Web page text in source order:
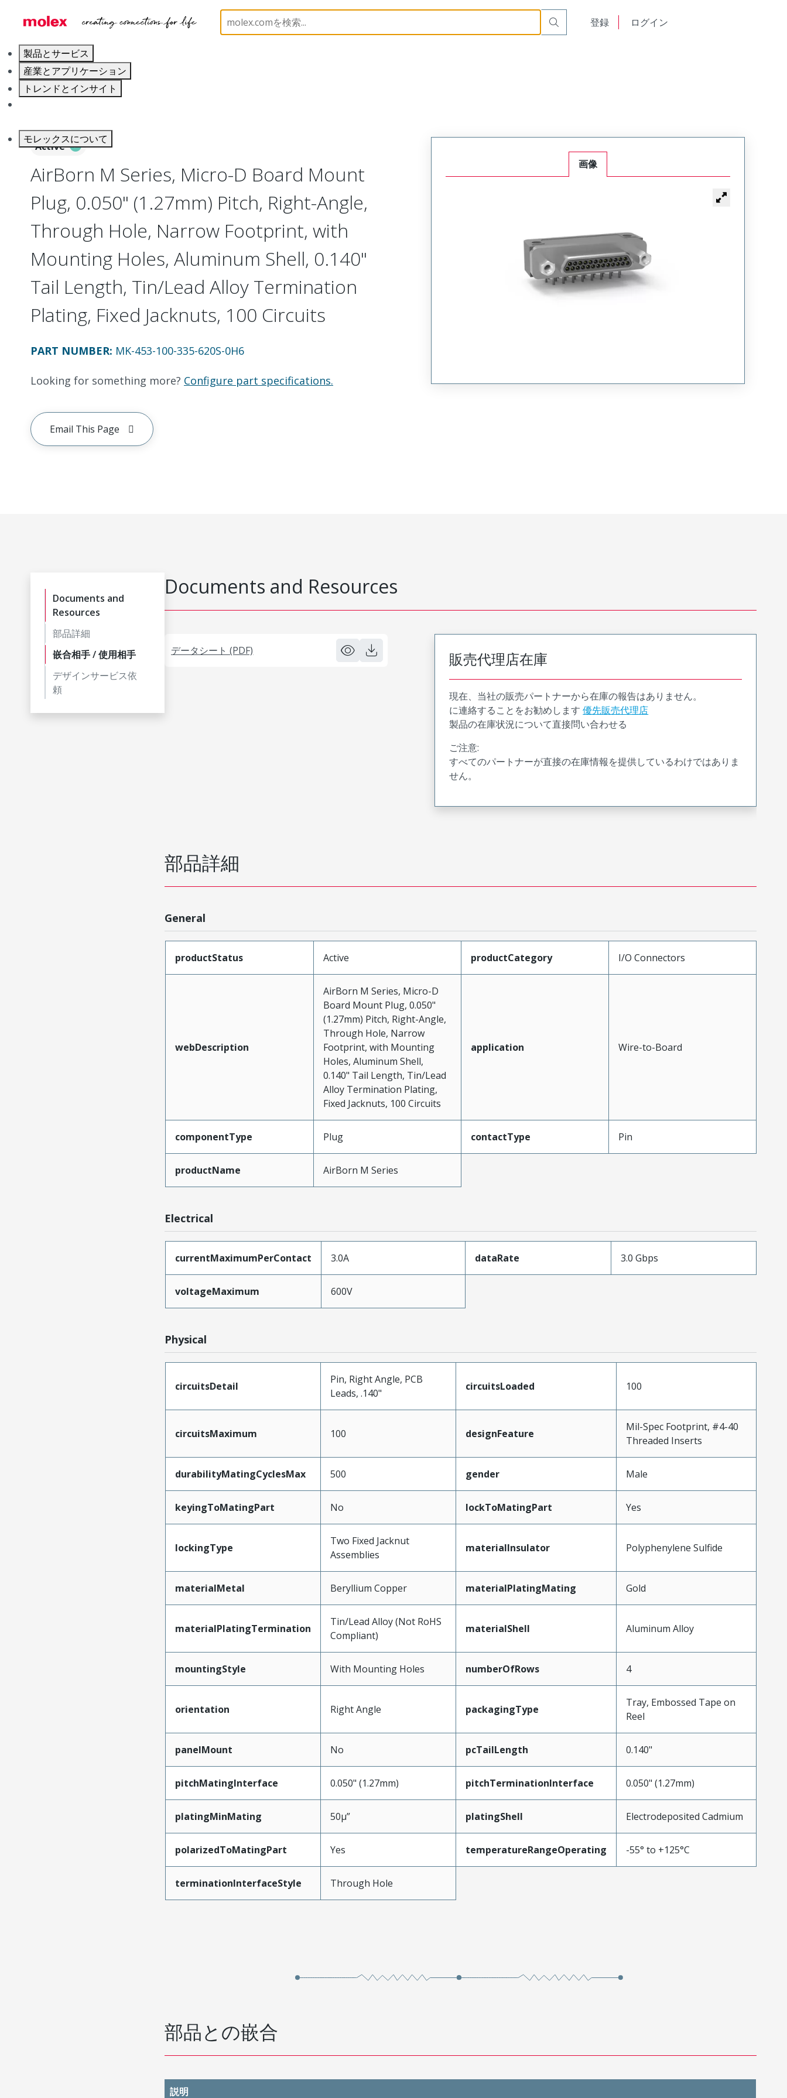
登録 ログイン
製品とサービス
産業とアプリケーション
トレンドとインサイト
モレックスについて
Micro-D, Metal, Board Mount, Right Angle Plug, Narrow Footprint MK-453-100-335-620S-0H6
Active
AirBorn M Series, Micro-D Board Mount
Plug, 0.050" (1.27mm) Pitch, Right-Angle,
Through Hole, Narrow Footprint, with
Mounting Holes, Aluminum Shell, 0.140"
Tail Length, Tin/Lead Alloy Termination
Plating, Fixed Jacknuts, 100 Circuits
PART NUMBER: MK-453-100-335-620S-0H6
Looking for something more? Configure part specifications.
Email This Page
画像
Documents and
Resources
部品詳細
嵌合相手 / 使用相手
デザインサービス依
頼
Documents and Resources
データシート (PDF) 販売代理店在庫
現在、当社の販売パートナーから在庫の報告はありません。
に連絡することをお勧めします 優先販売代理店
製品の在庫状況について直接問い合わせる
ご注意:
すべてのパートナーが直接の在庫情報を提供しているわけではありま
せん。
部品詳細
General
productStatus Active productCategory I/O Connectors
webDescription
AirBorn M Series, Micro-D
Board Mount Plug, 0.050"
(1.27mm) Pitch, Right-Angle,
Through Hole, Narrow
Footprint, with Mounting
Holes, Aluminum Shell,
0.140" Tail Length, Tin/Lead
Alloy Termination Plating,
Fixed Jacknuts, 100 Circuits
application Wire-to-Board
componentType Plug contactType Pin
productName AirBorn M Series
Electrical
currentMaximumPerContact 3.0A dataRate 3.0 Gbps
voltageMaximum 600V
Physical
circuitsDetail
Pin, Right Angle, PCB
Leads, .140"
circuitsLoaded 100
circuitsMaximum 100 designFeature
Mil-Spec Footprint, #4-40
Threaded Inserts
durabilityMatingCyclesMax 500 gender Male
keyingToMatingPart No lockToMatingPart Yes
lockingType
Two Fixed Jacknut
Assemblies
materialInsulator Polyphenylene Sulfide
materialMetal Beryllium Copper materialPlatingMating Gold
materialPlatingTermination
Tin/Lead Alloy (Not RoHS
Compliant)
materialShell Aluminum Alloy
mountingStyle With Mounting Holes numberOfRows 4
orientation Right Angle packagingType
Tray, Embossed Tape on
Reel
panelMount No pcTailLength 0.140"
pitchMatingInterface 0.050" (1.27mm) pitchTerminationInterface 0.050" (1.27mm)
platingMinMating 50µ” platingShell Electrodeposited Cadmium
polarizedToMatingPart Yes temperatureRangeOperating -55° to +125°C
terminationInterfaceStyle Through Hole
部品との嵌合
説明